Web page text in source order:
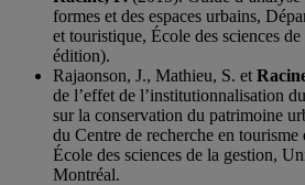
formes et des espaces urbains,
et touristique, École des sciences
édition).
Rajaonson, J., Mathieu, S. et
de l’effet de l’institutionnalisation
sur la conservation du patrimoine
du Centre de recherche en
École des sciences de la gestion,
Montréal.